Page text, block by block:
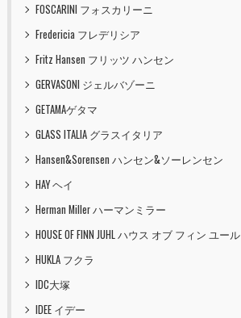
FOSCARINI フォスカリーニ
Fredericia フレデリシア
Fritz Hansen フリッツ ハンセン
GERVASONI ジェルバゾーニ
GETAMAゲタマ
GLASS ITALIA グラスイタリア
Hansen&Sorensen ハンセン&ソーレンセン
HAY ヘイ
Herman Miller ハーマンミラー
HOUSE OF FINN JUHL ハウス オブ フィン ユール
HUKLA フクラ
IDC大塚
IDEE イデー